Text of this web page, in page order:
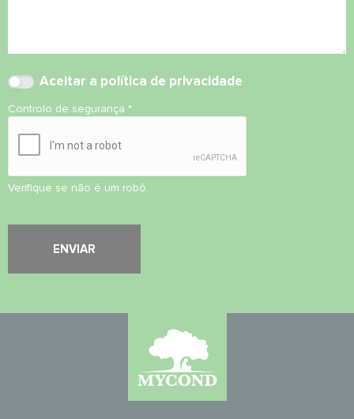
Aceitar a política de privacidade
Controlo de segurança *
Verifique se não é um robô.